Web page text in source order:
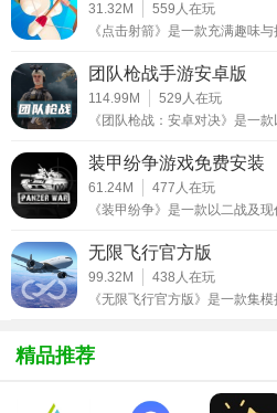
1. 探索与生存：玩家需要在深岩
造基地，同时避免被各种怪物攻
2. 战斗与策略：面对强大的敌人
斗策略，利用角色的技能和装备
种设施，提高自己的生存能力。
4. 合作与沟通：在多人模式下，
31.32M 559 人在玩
《点击射箭》是一款充满趣味
团队枪战手游安卓版
114.99M 529 人在玩
《团队枪战：安卓对决》是一
装甲纷争游戏免费安装
61.24M 477 人在玩
《装甲纷争》是一款以二战及
无限飞行官方版
99.32M 438 人在玩
《无限飞行官方版》是一款集
精品推荐